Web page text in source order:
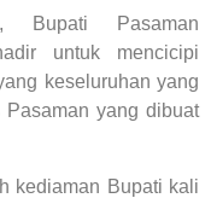
Bupati Pasaman
untuk mencicipi
keseluruhan yang
yang dibuat
kediaman Bupati kali